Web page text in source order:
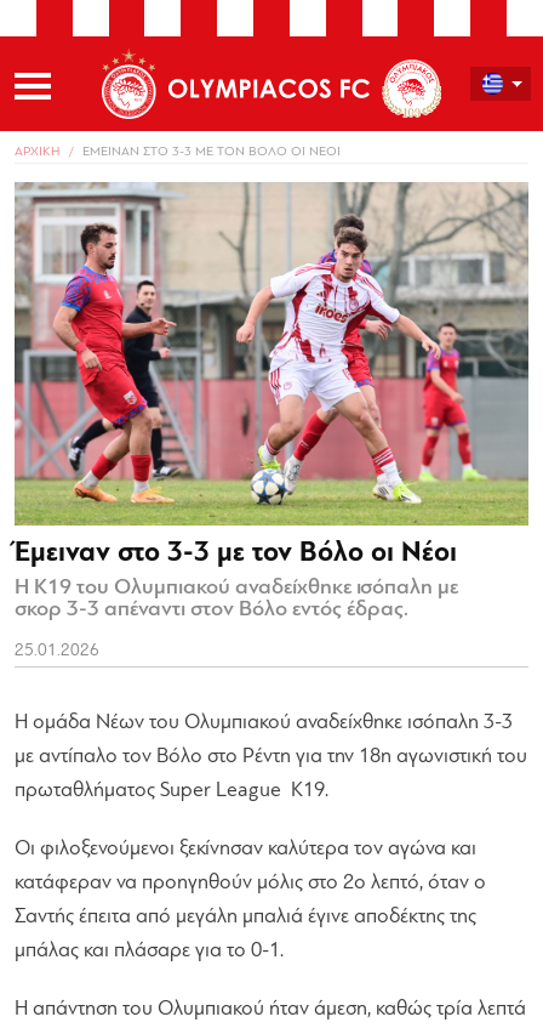
ΑΡΧΙΚΗ ΕΜΕΙΝΑΝ ΣΤΟ 3-3 ΜΕ ΤΟΝ ΒΟΛΟ ΟΙ ΝΕΟΙ
Έμειναν στο 3-3 με τον Βόλο οι Νέοι
Η Κ19 του Ολυμπιακού αναδείχθηκε ισόπαλη με
σκορ 3-3 απέναντι στον Βόλο εντός έδρας.
25.01.2026
Η ομάδα Νέων του Ολυμπιακού αναδείχθηκε ισόπαλη 3-3
με αντίπαλο τον Βόλο στο Ρέντη για την 18η αγωνιστική του
πρωταθλήματος Super League Κ19.
Οι φιλοξενούμενοι ξεκίνησαν καλύτερα τον αγώνα και
κατάφεραν να προηγηθούν μόλις στο 2ο λεπτό, όταν ο
Σαντής έπειτα από μεγάλη μπαλιά έγινε αποδέκτης της
μπάλας και πλάσαρε για το 0-1.
Η απάντηση του Ολυμπιακού ήταν άμεση, καθώς τρία λεπτά